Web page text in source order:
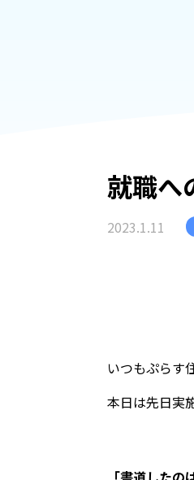
就職へ
2023.1.11
いつもぷらす
本日は先日実